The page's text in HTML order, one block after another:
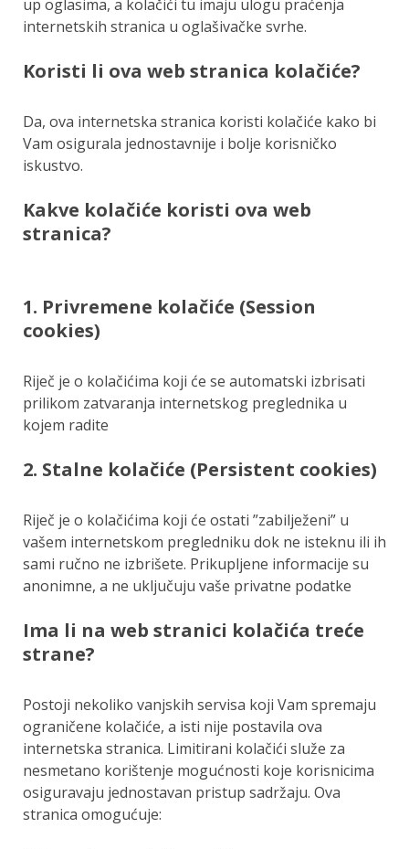
up oglasima, a kolačići tu imaju ulogu praćenja
internetskih stranica u oglašivačke svrhe.
Koristi li ova web stranica kolačiće?
Da, ova internetska stranica koristi kolačiće kako bi
Vam osigurala jednostavnije i bolje korisničko
iskustvo.
Kakve kolačiće koristi ova web
stranica?
1. Privremene kolačiće (Session
cookies)
Riječ je o kolačićima koji će se automatski izbrisati
prilikom zatvaranja internetskog preglednika u
kojem radite
2. Stalne kolačiće (Persistent cookies)
Riječ je o kolačićima koji će ostati ”zabilježeni” u
vašem internetskom pregledniku dok ne isteknu ili ih
sami ručno ne izbrišete. Prikupljene informacije su
anonimne, a ne uključuju vaše privatne podatke
Ima li na web stranici kolačića treće
strane?
Postoji nekoliko vanjskih servisa koji Vam spremaju
ograničene kolačiće, a isti nije postavila ova
internetska stranica. Limitirani kolačići služe za
nesmetano korištenje mogućnosti koje korisnicima
osiguravaju jednostavan pristup sadržaju. Ova
stranica omogućuje: